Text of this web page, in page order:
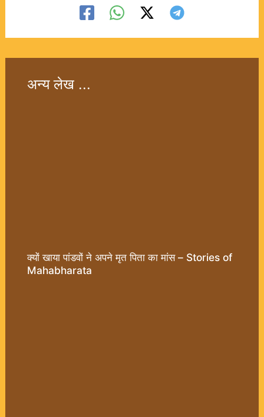
अन्य लेख ...
क्यों खाया पांडवों ने अपने मृत पिता का मांस – Stories of
Mahabharata